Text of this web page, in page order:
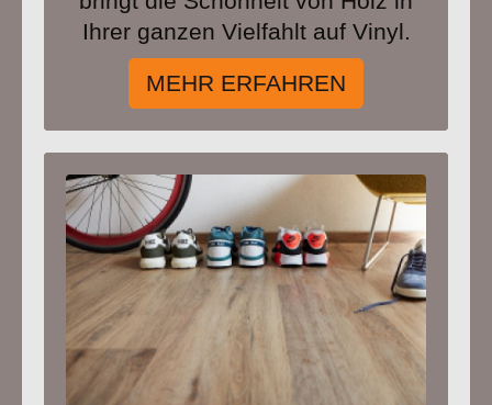
Ihrer ganzen Vielfahlt auf Vinyl.
MEHR ERFAHREN